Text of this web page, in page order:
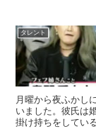
タレント
月曜から夜ふかし
いました。彼氏は
掛け持ちをしてい